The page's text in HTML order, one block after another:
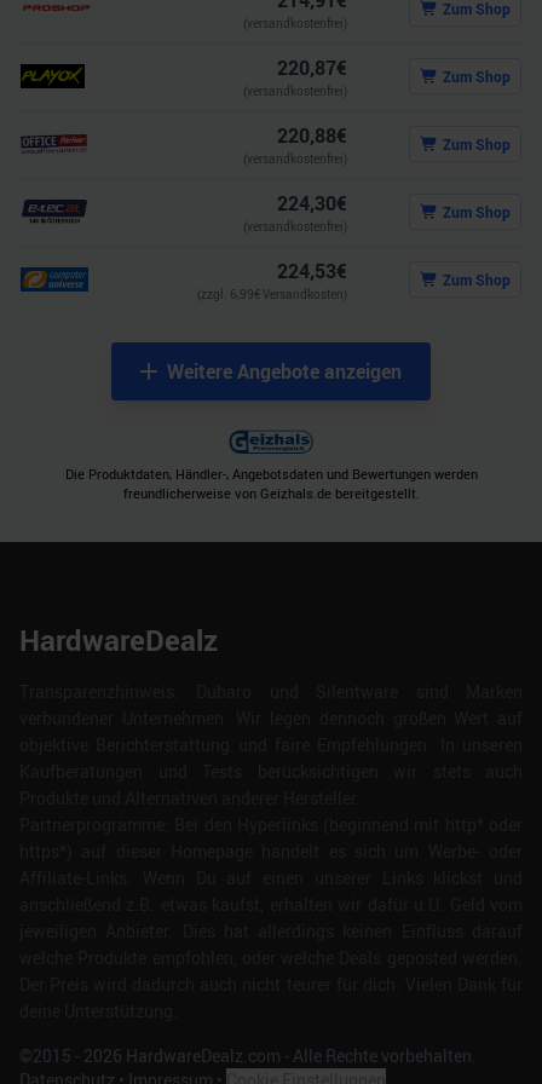
(versandkostenfrei)
Zum Shop
220,87€
(versandkostenfrei)
Zum Shop
220,88€
(versandkostenfrei)
Zum Shop
224,30€
(versandkostenfrei)
Zum Shop
224,53€
(zzgl. 6,99€ Versandkosten)
Zum Shop
Weitere Angebote anzeigen
Die Produktdaten, Händler-, Angebotsdaten und Bewertungen werden
freundlicherweise von Geizhals.de bereitgestellt.
HardwareDealz
©2015 - 2026 HardwareDealz.com - Alle Rechte vorbehalten.